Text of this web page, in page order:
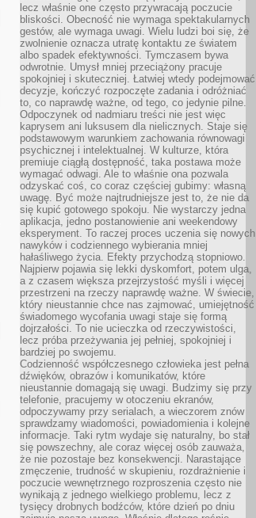
lecz właśnie one często przywracają poczucie
bliskości. Obecność nie wymaga spektakularnych
gestów, ale wymaga uwagi. Wielu ludzi boi się, że
zwolnienie oznacza utratę kontaktu ze światem
albo spadek efektywności. Tymczasem bywa
odwrotnie. Umysł mniej przeciążony pracuje
spokojniej i skuteczniej. Łatwiej wtedy podejmować
decyzje, kończyć rozpoczęte zadania i odróżniać
to, co naprawdę ważne, od tego, co jedynie pilne.
Odpoczynek od nadmiaru treści nie jest więc
kaprysem ani luksusem dla nielicznych. Staje się
podstawowym warunkiem zachowania równowagi
psychicznej i intelektualnej. W kulturze, która
premiuje ciągłą dostępność, taka postawa może
wymagać odwagi. Ale to właśnie ona pozwala
odzyskać coś, co coraz częściej gubimy: własną
uwagę. Być może najtrudniejsze jest to, że nie da
się kupić gotowego spokoju. Nie wystarczy jedna
aplikacja, jedno postanowienie ani weekendowy
eksperyment. To raczej proces uczenia się nowych
nawyków i codziennego wybierania mniej
hałaśliwego życia. Efekty przychodzą stopniowo.
Najpierw pojawia się lekki dyskomfort, potem ulga,
a z czasem większa przejrzystość myśli i więcej
przestrzeni na rzeczy naprawdę ważne. W świecie,
który nieustannie chce nas zajmować, umiejętność
świadomego wycofania uwagi staje się formą
dojrzałości. To nie ucieczka od rzeczywistości,
lecz próba przeżywania jej pełniej, spokojniej i
bardziej po swojemu.
Codzienność współczesnego człowieka jest pełna
dźwięków, obrazów i komunikatów, które
nieustannie domagają się uwagi. Budzimy się przy
telefonie, pracujemy w otoczeniu ekranów,
odpoczywamy przy serialach, a wieczorem znów
sprawdzamy wiadomości, powiadomienia i kolejne
informacje. Taki rytm wydaje się naturalny, bo stał
się powszechny, ale coraz więcej osób zauważa,
że nie pozostaje bez konsekwencji. Narastające
zmęczenie, trudność w skupieniu, rozdrażnienie i
poczucie wewnętrznego rozproszenia często nie
wynikają z jednego wielkiego problemu, lecz z
tysięcy drobnych bodźców, które dzień po dniu